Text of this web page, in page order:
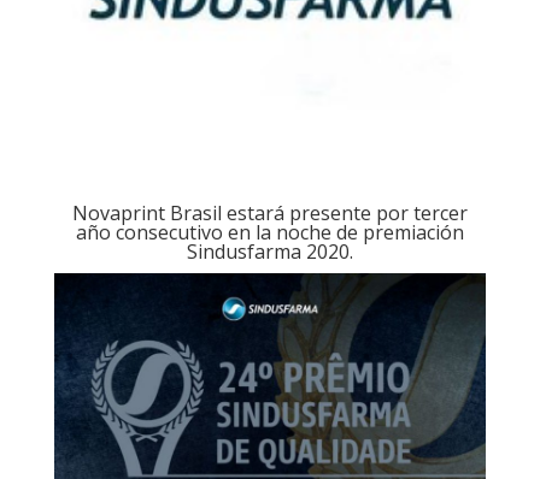
Novaprint Brasil estará presente por tercer
año consecutivo en la noche de premiación
Sindusfarma 2020.